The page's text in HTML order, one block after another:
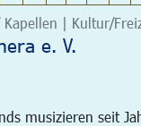
Kapellen | Kultur/
e. V.
musizieren seit